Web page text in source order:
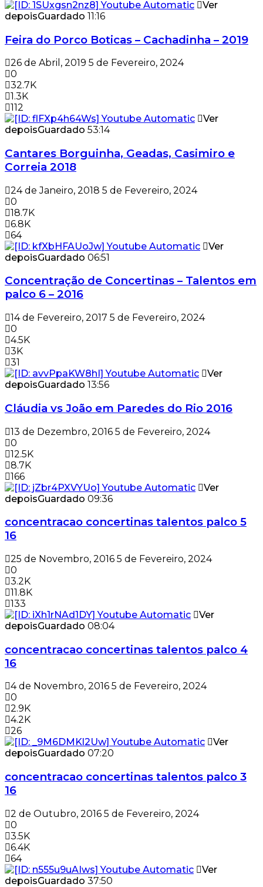
Ver
depoisGuardado 11:16
Feira do Porco Boticas – Cachadinha – 2019
26 de Abril, 2019 5 de Fevereiro, 2024
0
32.7K
1.3K
112
Ver
depoisGuardado 53:14
Cantares Borguinha, Geadas, Casimiro e
Correia 2018
24 de Janeiro, 2018 5 de Fevereiro, 2024
0
18.7K
6.8K
64
Ver
depoisGuardado 06:51
Concentração de Concertinas – Talentos em
palco 6 – 2016
14 de Fevereiro, 2017 5 de Fevereiro, 2024
0
4.5K
3K
31
Ver
depoisGuardado 13:56
Cláudia vs João em Paredes do Rio 2016
13 de Dezembro, 2016 5 de Fevereiro, 2024
0
12.5K
8.7K
166
Ver
depoisGuardado 09:36
concentracao concertinas talentos palco 5
16
25 de Novembro, 2016 5 de Fevereiro, 2024
0
3.2K
11.8K
133
Ver
depoisGuardado 08:04
concentracao concertinas talentos palco 4
16
4 de Novembro, 2016 5 de Fevereiro, 2024
0
2.9K
4.2K
26
Ver
depoisGuardado 07:20
concentracao concertinas talentos palco 3
16
2 de Outubro, 2016 5 de Fevereiro, 2024
0
3.5K
6.4K
64
Ver
depoisGuardado 37:50